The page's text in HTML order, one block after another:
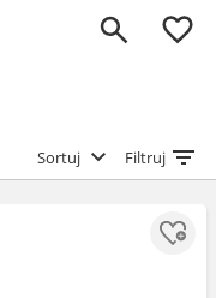
0
Sortuj Filtruj